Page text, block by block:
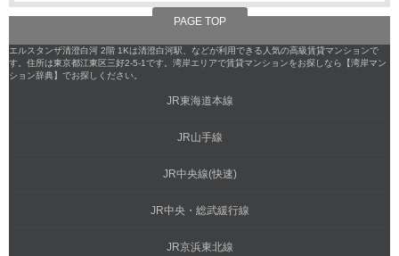
PAGE TOP
エルスタンザ清澄白河 2階 1Kは清澄白河駅、などが利用できる人気の高級賃貸マンションで
す。住所は東京都江東区三好2-5-1です。湾岸エリアで賃貸マンションをお探しなら【湾岸マン
ション辞典】でお探しください。
JR東海道本線
JR山手線
JR中央線(快速)
JR中央・総武緩行線
JR京浜東北線